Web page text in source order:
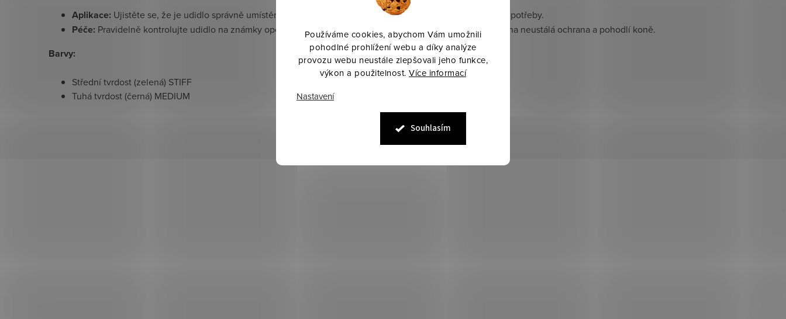
Používáme cookies, abychom Vám umožnili
pohodlné prohlížení webu a díky analýze
provozu webu neustále zlepšovali jeho funkce,
výkon a použitelnost. Více informací
Nastavení
Souhlasím
Aplikace: Ujistěte se, že je udidlo správně umístěno v ústech koně a že používáte správné sety otěží podle potřeby.
Péče: Pravidelně kontrolujte udidlo na známky opotřebení a v případě potřeby jej vyměňte, aby byla zajištěna neustálá ochrana a pohodlí koně.
Barvy:
Střední tvrdost (zelená) STIFF
Tuhá tvrdost (černá) MEDIUM